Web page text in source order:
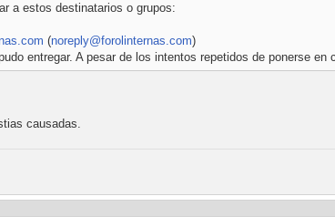
a estos destinatarios o grupos:
(noreply@forolinternas.com)
entregar. A pesar de los intentos repetidos de ponerse
causadas.